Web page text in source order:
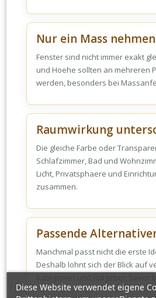
Nur ein Mass nehmen
Fenster sind nicht immer exakt
und Hoehe sollten an mehreren
werden, besonders bei
Raumwirkung
Die gleiche Farbe oder
Schlafzimmer, Bad und
Licht, Privatsphaere und
zusammen.
Passende
Manchmal passt nicht die erste
Deshalb lohnt sich der Blick auf
Diese Website verwendet eigene